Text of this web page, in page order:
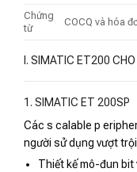
Chứng
từ
COCQ và hóa
I. SIMATIC ET200 CHO
1. SIMATIC ET 200SP
Các s calable p
người sử dụng vượt
Thiết kế mô-đun bit